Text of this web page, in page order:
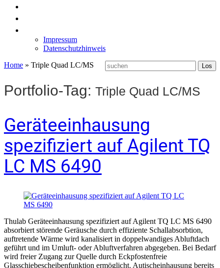
Impressum
Datenschutzhinweis
Home » Triple Quad LC/MS
Portfolio-Tag: Triple Quad LC/MS
Geräteeinhausung
spezifiziert auf Agilent TQ
LC MS 6490
Thulab Geräteeinhausung spezifiziert auf Agilent TQ LC MS 6490
absorbiert störende Geräusche durch effiziente Schallabsorbtion,
auftretende Wärme wird kanalisiert in doppelwandiges Abluftdach
geführt und im Umluft- oder Abluftverfahren abgegeben. Bei Bedarf
wird freier Zugang zur Quelle durch Eckpfostenfreie
Glasschiebescheibenfunktion ermöglicht. Autischeinhausung bereits